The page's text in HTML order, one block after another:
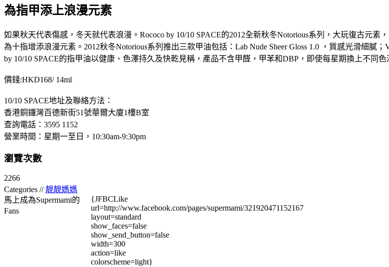
為指甲添上浪漫元素
如果秋天代表傷感，冬天就代表浪漫。Rococo by 10/10 SPACE的2012全新秋冬Notorious系列，大玩復古元
為十指增添浪漫元素。2012秋冬Notorious系列推出三款甲油包括：Lab Nude Sheer Gloss 1.0 ，質感光滑細膩
by 10/10 SPACE的指甲油以健康、色澤持久及快乾見稱，產品不含甲醛，甲苯和DBP，即使每星期換上不同色
價錢:HKD168/ 14ml
10/10 SPACE地址及聯絡方法：
香港銅鑼灣百德新街51號華爾大廈1樓B室
查詢電話：3595 1152
營業時間：星期一至日，10:30am-9:30pm
瀏覽次數
2266
Categories //靚靚媽媽
馬上成為Supermami的
Fans
{JFBCLike
url=http://www.facebook.com/pages/supermami/321920471152167
layout=standard
show_faces=false
show_send_button=false
width=300
action=like
colorscheme=light}